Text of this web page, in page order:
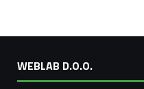
WEBLAB D.O.O.